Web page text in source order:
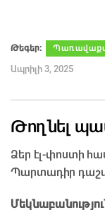
Թեգեր։
Ապրիլի 3, 2025
Թողնել
Ձեր էլ-փոստի
Պարտադիր